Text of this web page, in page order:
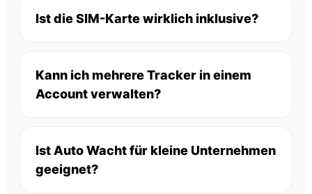
Ist die SIM-Karte wirklich inklusive?
Kann ich mehrere Tracker in einem
Account verwalten?
Ist Auto Wacht für kleine Unternehmen
geeignet?